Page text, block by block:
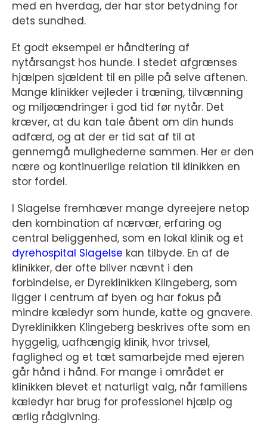
med en hverdag, der har stor betydning for
dets sundhed.
Et godt eksempel er håndtering af
nytårsangst hos hunde. I stedet afgrænses
hjælpen sjældent til en pille på selve aftenen.
Mange klinikker vejleder i træning, tilvænning
og miljøændringer i god tid før nytår. Det
kræver, at du kan tale åbent om din hunds
adfærd, og at der er tid sat af til at
gennemgå mulighederne sammen. Her er den
nære og kontinuerlige relation til klinikken en
stor fordel.
I Slagelse fremhæver mange dyreejere netop
den kombination af nærvær, erfaring og
central beliggenhed, som en lokal klinik og et
dyrehospital Slagelse kan tilbyde. En af de
klinikker, der ofte bliver nævnt i den
forbindelse, er Dyreklinikken Klingeberg, som
ligger i centrum af byen og har fokus på
mindre kæledyr som hunde, katte og gnavere.
Dyreklinikken Klingeberg beskrives ofte som en
hyggelig, uafhængig klinik, hvor trivsel,
faglighed og et tæt samarbejde med ejeren
går hånd i hånd. For mange i området er
klinikken blevet et naturligt valg, når familiens
kæledyr har brug for professionel hjælp og
ærlig rådgivning.